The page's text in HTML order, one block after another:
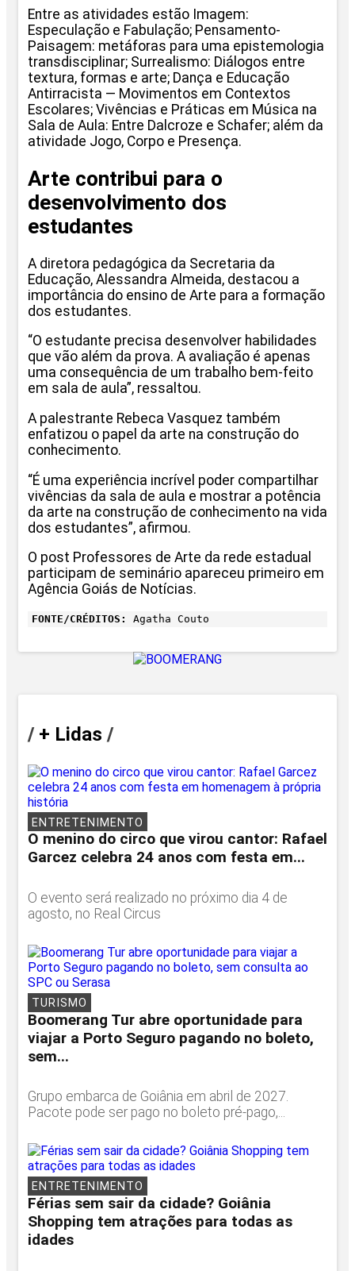
Entre as atividades estão Imagem:
Especulação e Fabulação; Pensamento-
Paisagem: metáforas para uma epistemologia
transdisciplinar; Surrealismo: Diálogos entre
textura, formas e arte; Dança e Educação
Antirracista — Movimentos em Contextos
Escolares; Vivências e Práticas em Música na
Sala de Aula: Entre Dalcroze e Schafer; além da
atividade Jogo, Corpo e Presença.
Arte contribui para o
desenvolvimento dos
estudantes
A diretora pedagógica da Secretaria da
Educação, Alessandra Almeida, destacou a
importância do ensino de Arte para a formação
dos estudantes.
“O estudante precisa desenvolver habilidades
que vão além da prova. A avaliação é apenas
uma consequência de um trabalho bem-feito
em sala de aula”, ressaltou.
A palestrante Rebeca Vasquez também
enfatizou o papel da arte na construção do
conhecimento.
“É uma experiência incrível poder compartilhar
vivências da sala de aula e mostrar a potência
da arte na construção de conhecimento na vida
dos estudantes”, afirmou.
O post Professores de Arte da rede estadual
participam de seminário apareceu primeiro em
Agência Goiás de Notícias.
FONTE/CRÉDITOS: Agatha Couto
/+ Lidas /
ENTRETENIMENTO
O menino do circo que virou cantor: Rafael
Garcez celebra 24 anos com festa em...
O evento será realizado no próximo dia 4 de
agosto, no Real Circus
TURISMO
Boomerang Tur abre oportunidade para
viajar a Porto Seguro pagando no boleto,
sem...
Grupo embarca de Goiânia em abril de 2027.
Pacote pode ser pago no boleto pré-pago,...
ENTRETENIMENTO
Férias sem sair da cidade? Goiânia
Shopping tem atrações para todas as
idades